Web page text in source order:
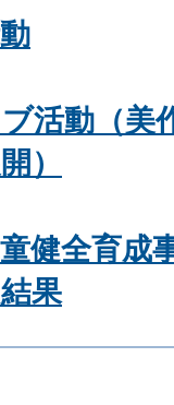
活動（美
）
健全育成
果